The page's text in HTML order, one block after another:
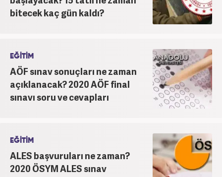
bitecek kaç gün kaldı?
EĞİTİM
AÖF sınav sonuçları ne zaman
açıklanacak? 2020 AÖF final
sınavı soru ve cevapları
EĞİTİM
ALES başvuruları ne zaman?
2020 ÖSYM ALES sınav